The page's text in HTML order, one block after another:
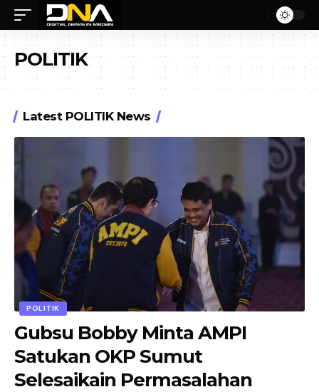
POLITIK
Latest POLITIK News
POLITIK
Gubsu Bobby Minta AMPI
Satukan OKP Sumut
Selesaikain Permasalahan